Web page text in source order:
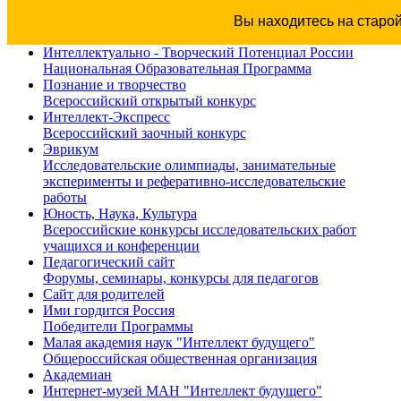
Вы находитесь на
Интеллектуально - Творческий Потенциал России
Национальная Образовательная Программа
Познание и творчество
Всероссийский открытый конкурс
Интеллект-Экспресс
Всероссийский заочный конкурс
Эврикум
Исследовательские олимпиады, занимательные
эксперименты и реферативно-исследовательские
работы
Юность, Наука, Культура
Всероссийские конкурсы исследовательских работ
учащихся и конференции
Педагогический сайт
Форумы, семинары, конкурсы для педагогов
Сайт для родителей
Ими гордится Россия
Победители Программы
Малая академия наук "Интеллект будущего"
Общероссийская общественная организация
Академиан
Интернет-музей МАН "Интеллект будущего"